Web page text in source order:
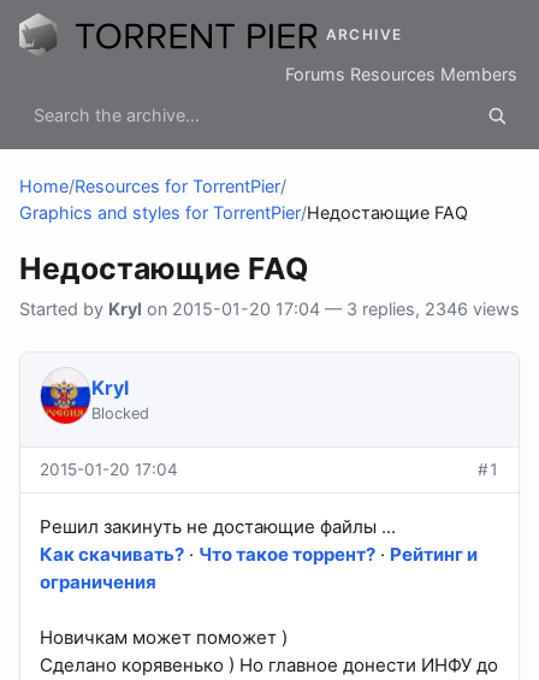
ARCHIVE
Forums Resources Members
Home/Resources for TorrentPier/
Graphics and styles for TorrentPier/Недостающие FAQ
Недостающие FAQ
Started by Kryl on 2015-01-20 17:04 — 3 replies, 2346 views
Kryl
Blocked
2015-01-20 17:04 #1
Решил закинуть не достающие файлы ...
Как скачивать? · Что такое торрент? · Рейтинг и
ограничения
Новичкам может поможет )
Сделано корявенько ) Но главное донести ИНФУ до